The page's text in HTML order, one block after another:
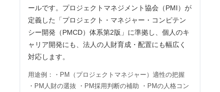
ールです。プロジェクトマネジメント協会（PMI）が
定義した「プロジェクト・マネジャー・コンピテン
シー開発（PMCD）体系第2版」に準拠し、個人のキ
ャリア開発にも、法人の人財育成・配置にも幅広く
対応します。
用途例：・PM（プロジェクトマネジャー）適性の把握
・PM人財の選抜 ・PM採用判断の補助 ・PMの人格コン